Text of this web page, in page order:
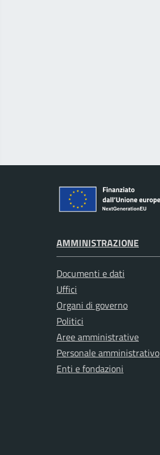
AMMINISTRAZIONE
Documenti e dati
Uffici
Organi di governo
Politici
Aree amministrative
Personale amministrativo
Enti e fondazioni